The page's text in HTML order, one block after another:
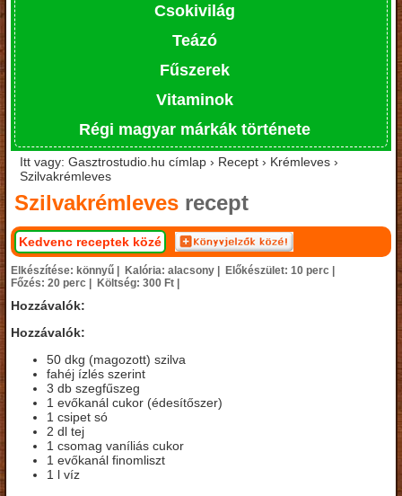
Csokivilág
Teázó
Fűszerek
Vitaminok
Régi magyar márkák története
Itt vagy: Gasztrostudio.hu címlap › Recept › Krémleves ›
Szilvakrémleves
Szilvakrémleves recept
Kedvenc receptek közé
Elkészítése: könnyű | Kalória: alacsony | Előkészület: 10 perc |
Főzés: 20 perc | Költség: 300 Ft |
Hozzávalók:
Hozzávalók:
50 dkg (magozott) szilva
fahéj ízlés szerint
3 db szegfűszeg
1 evőkanál cukor (édesítőszer)
1 csipet só
2 dl tej
1 csomag vaníliás cukor
1 evőkanál finomliszt
1 l víz